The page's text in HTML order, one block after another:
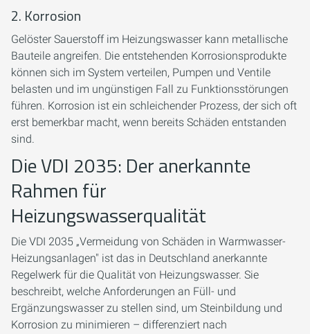
2. Korrosion
Gelöster Sauerstoff im Heizungswasser kann metallische
Bauteile angreifen. Die entstehenden Korrosionsprodukte
können sich im System verteilen, Pumpen und Ventile
belasten und im ungünstigen Fall zu Funktionsstörungen
führen. Korrosion ist ein schleichender Prozess, der sich oft
erst bemerkbar macht, wenn bereits Schäden entstanden
sind.
Die VDI 2035: Der anerkannte
Rahmen für
Heizungswasserqualität
Die VDI 2035 „Vermeidung von Schäden in Warmwasser-
Heizungsanlagen" ist das in Deutschland anerkannte
Regelwerk für die Qualität von Heizungswasser. Sie
beschreibt, welche Anforderungen an Füll- und
Ergänzungswasser zu stellen sind, um Steinbildung und
Korrosion zu minimieren – differenziert nach